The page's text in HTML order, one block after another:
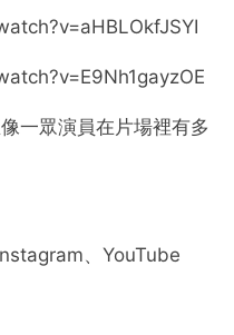
一眾演員在片場裡有多
、YouTube